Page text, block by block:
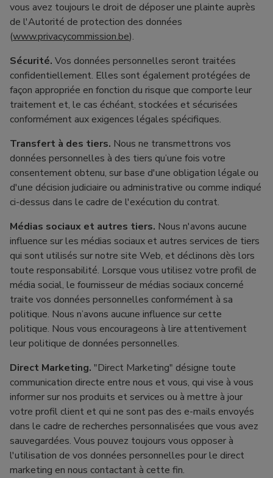
vous avez toujours le droit de déposer une plainte auprès
de l'Autorité de protection des données
(www.privacycommission.be).
Sécurité. Vos données personnelles seront traitées
confidentiellement. Elles sont également protégées de
façon appropriée en fonction du risque que comporte leur
traitement et, le cas échéant, stockées et sécurisées
conformément aux exigences légales spécifiques.
Transfert à des tiers. Nous ne transmettrons vos
données personnelles à des tiers qu’une fois votre
consentement obtenu, sur base d'une obligation légale ou
d'une décision judiciaire ou administrative ou comme indiqué
ci-dessus dans le cadre de l'exécution du contrat.
Médias sociaux et autres tiers. Nous n'avons aucune
influence sur les médias sociaux et autres services de tiers
qui sont utilisés sur notre site Web, et déclinons dès lors
toute responsabilité. Lorsque vous utilisez votre profil de
média social, le fournisseur de médias sociaux concerné
traite vos données personnelles conformément à sa
politique. Nous n’avons aucune influence sur cette
politique. Nous vous encourageons à lire attentivement
leur politique de données personnelles.
Direct Marketing. "Direct Marketing" désigne toute
communication directe entre nous et vous, qui vise à vous
informer sur nos produits et services ou à mettre à jour
votre profil client et qui ne sont pas des e-mails envoyés
dans le cadre de recherches personnalisées que vous avez
sauvegardées. Vous pouvez toujours vous opposer à
l'utilisation de vos données personnelles pour le direct
marketing en nous contactant à cette fin.